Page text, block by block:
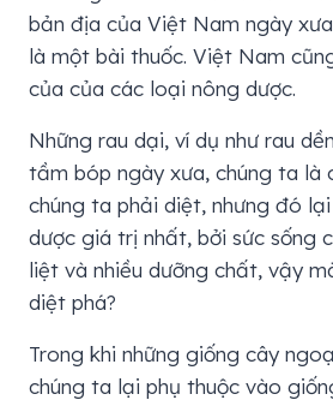
bản địa của Việt Nam ngày
là một bài thuốc. Việt Nam
của của các loại nông dược.
Những rau dại, ví dụ như rau
tầm bóp ngày xưa, chúng ta là
chúng ta phải diệt, nhưng đó
dược giá trị nhất, bởi sức sống
liệt và nhiều dưỡng chất, vậy
diệt phá?
Trong khi những giống cây
chúng ta lại phụ thuộc vào